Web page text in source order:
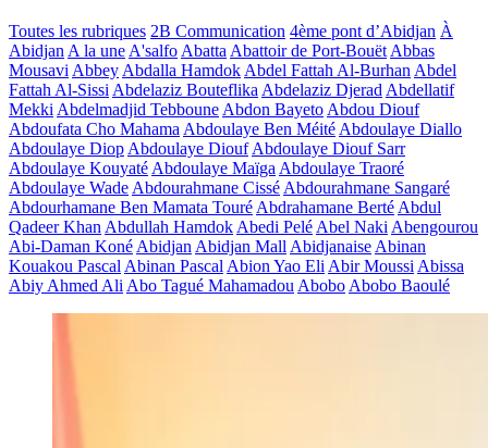
Toutes les rubriques 2B Communication 4ème pont d’Abidjan À
Abidjan A la une A'salfo Abatta Abattoir de Port-Bouët Abbas
Mousavi Abbey Abdalla Hamdok Abdel Fattah Al-Burhan Abdel
Fattah Al-Sissi Abdelaziz Bouteflika Abdelaziz Djerad Abdellatif
Mekki Abdelmadjid Tebboune Abdon Bayeto Abdou Diouf
Abdoufata Cho Mahama Abdoulaye Ben Méité Abdoulaye Diallo
Abdoulaye Diop Abdoulaye Diouf Abdoulaye Diouf Sarr
Abdoulaye Kouyaté Abdoulaye Maïga Abdoulaye Traoré
Abdoulaye Wade Abdourahmane Cissé Abdourahmane Sangaré
Abdourhamane Ben Mamata Touré Abdrahamane Berté Abdul
Qadeer Khan Abdullah Hamdok Abedi Pelé Abel Naki Abengourou
Abi-Daman Koné Abidjan Abidjan Mall Abidjanaise Abinan
Kouakou Pascal Abinan Pascal Abion Yao Eli Abir Moussi Abissa
Abiy Ahmed Ali Abo Tagué Mahamadou Abobo Abobo Baoulé